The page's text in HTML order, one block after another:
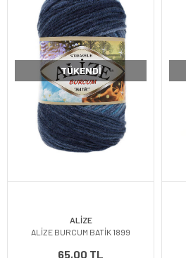
TÜKENDI
ALİZE
ALİZE BURCUM BATİK 1899
65,00 TL